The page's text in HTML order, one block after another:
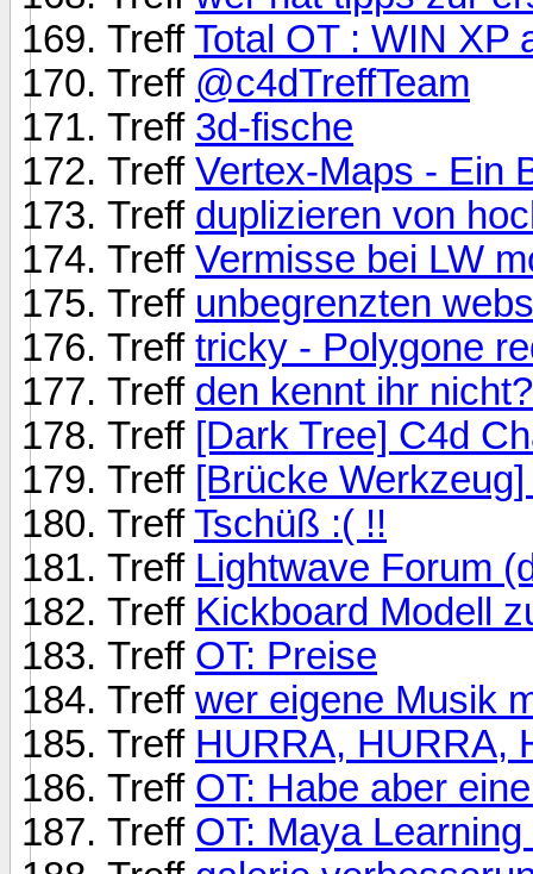
TreffTotal OT : WIN XP
Treff @c4dTreffTeam
Treff 3d-fische
Treff Vertex-Maps - Ein
Treff duplizieren von
Treff Vermisse bei LW
Treff unbegrenzten
Treff tricky - Polygone
Treff den kennt ihr nicht?
Treff [Dark Tree] C4d
Treff [Brücke
TreffTschüß :( !!
Treff Lightwave Forum
Treff Kickboard Modell
Treff OT: Preise
Treff wer eigene Musik
Treff HURRA, HURRA,
Treff OT: Habe aber
Treff OT: Maya